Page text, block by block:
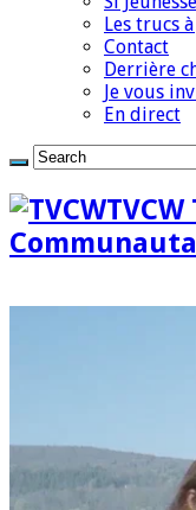
Les trucs
Contact
Derrière
Je vous
En direct